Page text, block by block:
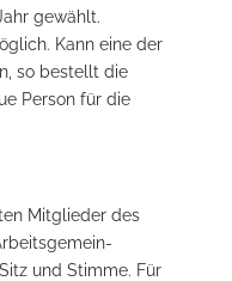
gewählt.
Kann eine der
so bestellt die
Person für die
Mitglieder des
und Stimme. Für